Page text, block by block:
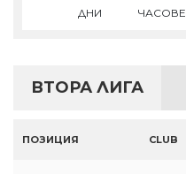
ДНИ ЧАСОВЕ
ВТОРА ЛИГА
ПОЗИЦИЯ CLUB